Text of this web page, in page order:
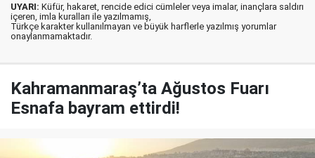
UYARI: Küfür, hakaret, rencide edici cümleler veya imalar, inançlara saldırı
içeren, imla kuralları ile yazılmamış,
Türkçe karakter kullanılmayan ve büyük harflerle yazılmış yorumlar
onaylanmamaktadır.
Kahramanmaraş’ta Ağustos Fuarı
Esnafa bayram ettirdi!